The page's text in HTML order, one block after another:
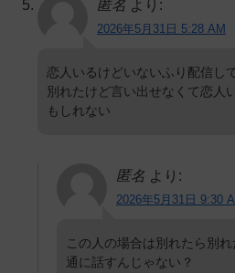
匿名 より:
2026年5月31日 5:28 AM
恋人いるけどいないふり配信し
別れたけど言い出せなくて恋人
もしれない
匿名 より:
2026年5月31日 9:30
この人の場合は別れたら別
通に話すんじゃない？